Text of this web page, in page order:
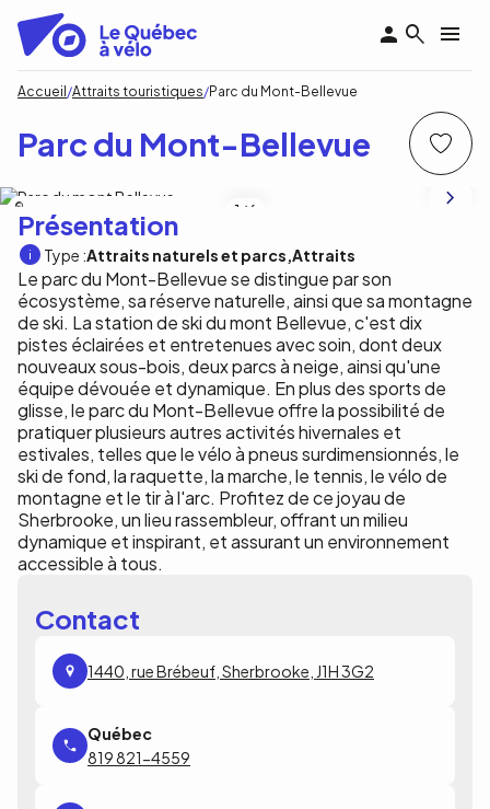
contenu
principal
Fil
d'Ariane
Accueil Attraits touristiques Parc du Mont-Bellevue
Parc du Mont-Bellevue
1 /6
Présentation
Type :Attraits naturels et parcs Attraits
Le parc du Mont-Bellevue se distingue par son
écosystème, sa réserve naturelle, ainsi que sa montagne
de ski. La station de ski du mont Bellevue, c'est dix
pistes éclairées et entretenues avec soin, dont deux
nouveaux sous-bois, deux parcs à neige, ainsi qu'une
équipe dévouée et dynamique. En plus des sports de
glisse, le parc du Mont-Bellevue offre la possibilité de
pratiquer plusieurs autres activités hivernales et
estivales, telles que le vélo à pneus surdimensionnés, le
ski de fond, la raquette, la marche, le tennis, le vélo de
montagne et le tir à l'arc. Profitez de ce joyau de
Sherbrooke, un lieu rassembleur, offrant un milieu
dynamique et inspirant, et assurant un environnement
accessible à tous.
Contact
1440, rue Brébeuf, Sherbrooke, J1H 3G2
819 821-4559